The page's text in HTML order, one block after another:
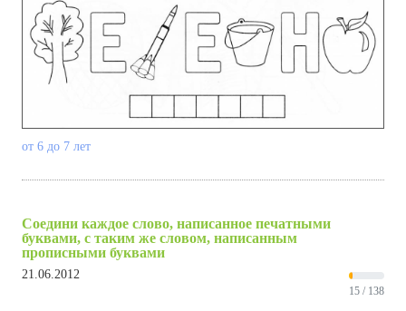
от 6 до 7 лет
Соедини каждое слово, написанное печатными
буквами, с таким же словом, написанным
прописными буквами
21.06.2012
15 / 138